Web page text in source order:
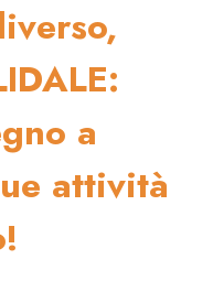
a
attività